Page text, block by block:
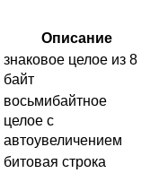
Описание
знаковое целое из 8
байт
восьмибайтное
целое с
автоувеличением
битовая строка